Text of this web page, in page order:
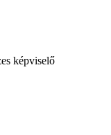
képviselő